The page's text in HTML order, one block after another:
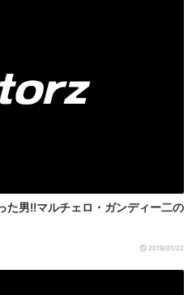
た男!!マルチェロ・ガンディー二の
2019/01/22